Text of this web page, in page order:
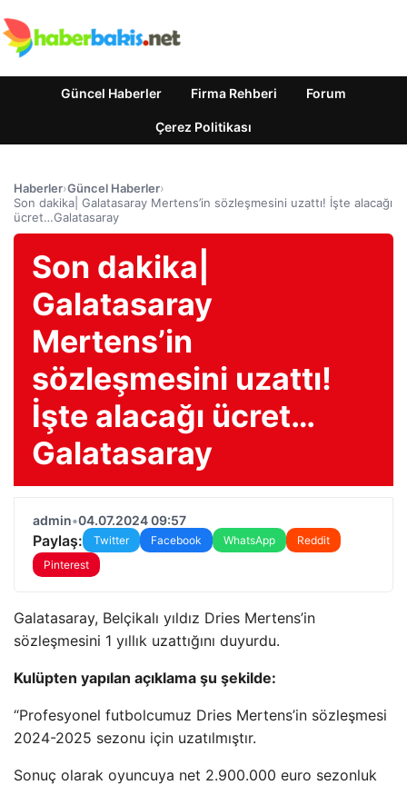
Güncel Haberler Firma Rehberi Forum
Çerez Politikası
Haberler›Güncel Haberler›
Son dakika| Galatasaray Mertens’in sözleşmesini uzattı! İşte alacağı
ücret…Galatasaray
Son dakika|
Galatasaray
Mertens’in
sözleşmesini uzattı!
İşte alacağı ücret…
Galatasaray
admin•04.07.2024 09:57
Paylaş: Twitter Facebook WhatsApp
Reddit
Pinterest
Galatasaray, Belçikalı yıldız Dries Mertens’in
sözleşmesini 1 yıllık uzattığını duyurdu.
Kulüpten yapılan açıklama şu şekilde:
“Profesyonel futbolcumuz Dries Mertens’in sözleşmesi
2024-2025 sezonu için uzatılmıştır.
Sonuç olarak oyuncuya net 2.900.000 euro sezonluk